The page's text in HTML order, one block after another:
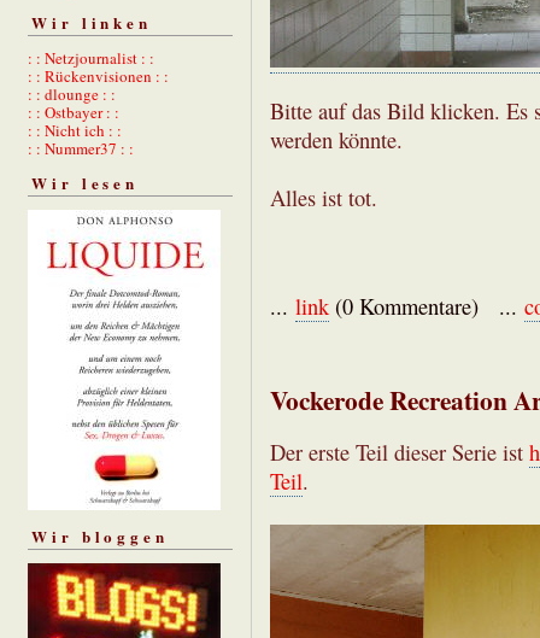
Wir linken
: : Netzjournalist : :
: : Rückenvisionen : :
: : dlounge : :
: : Ostbayer : :
: : Nicht ich : :
: : Nummer37 : :
Wir lesen
Wir bloggen
Bitte auf das Bild klicken. Es
werden könnte.
Alles ist tot.
... link (0 Kommentare) ...
Vockerode Recreation
Der erste Teil dieser Serie ist
Teil.